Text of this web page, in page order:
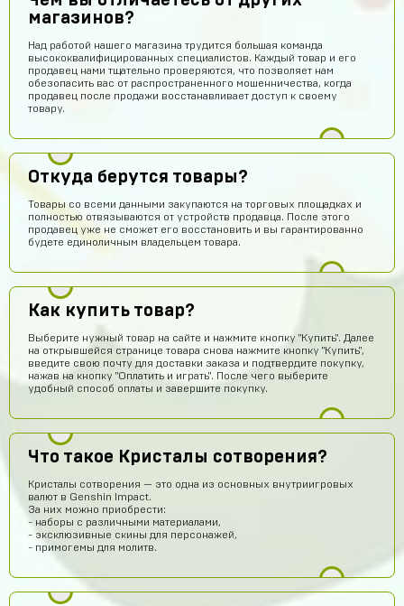
магазинов?
Над работой нашего магазина трудится большая команда
высококвалифицированных специалистов. Каждый товар и его
продавец нами тщательно проверяются, что позволяет нам
обезопасить вас от распространенного мошенничества, когда
продавец после продажи восстанавливает доступ к своему
товару.
Откуда берутся товары?
Товары со всеми данными закупаются на торговых площадках и
полностью отвязываются от устройств продавца. После этого
продавец уже не сможет его восстановить и вы гарантированно
будете единоличным владельцем товара.
Как купить товар?
Выберите нужный товар на сайте и нажмите кнопку "Купить". Далее
на открывшейся странице товара снова нажмите кнопку "Купить",
введите свою почту для доставки заказа и подтвердите покупку,
нажав на кнопку "Оплатить и играть". После чего выберите
удобный способ оплаты и завершите покупку.
Что такое Кристалы сотворения?
Кристалы сотворения — это одна из основных внутриигровых
валют в Genshin Impact.
За них можно приобрести:
- наборы с различными материалами,
- эксклюзивные скины для персонажей,
- примогемы для молитв.